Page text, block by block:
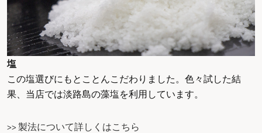
塩
この塩選びにもとことんこだわりました。色々試した結
果、当店では淡路島の藻塩を利用しています。
>> 製法について詳しくはこちら